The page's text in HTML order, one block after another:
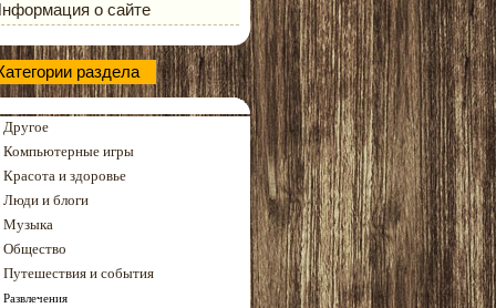
о сайте
раздела
Другое
Компьютерные игры
Красота и здоровье
Люди и блоги
Музыка
Общество
Путешествия и события
Развлечения